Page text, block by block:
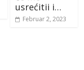
usrećitii i…
Februar 2, 2023